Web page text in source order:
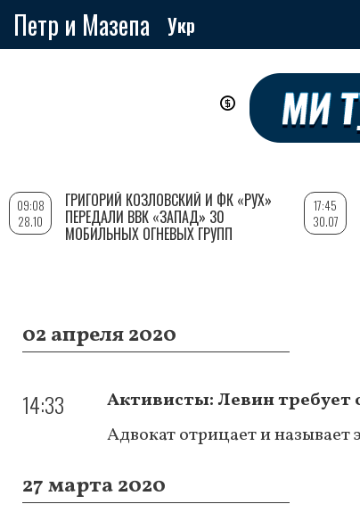
Петр и Мазепа Укр
02 апреля 2020
14:33
Активисты: Левин требует
Адвокат отрицает и
27 марта 2020
09:08
28.10
ГРИГОРИЙ КОЗЛОВСКИЙ И ФК «РУХ»
ПЕРЕДАЛИ ВВК «ЗАПАД» 30
МОБИЛЬНЫХ ОГНЕВЫХ ГРУПП
17:45
30.07